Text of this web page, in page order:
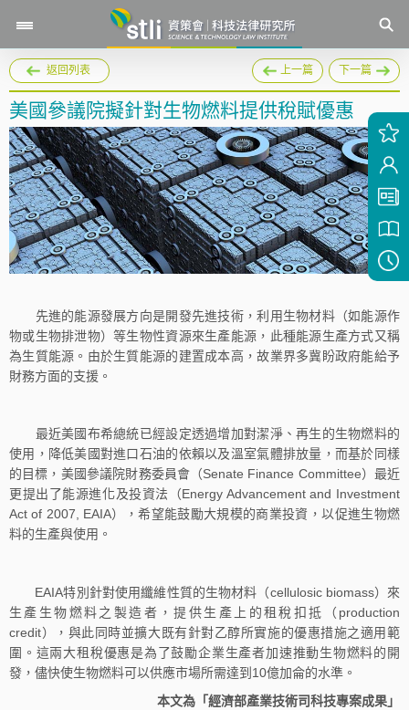
返回列表 上一篇 下一篇
美國參議院擬針對生物燃料提供稅賦優惠
先進的能源發展方向是開發先進技術，利用生物材料（如能源作
物或生物排泄物）等生物性資源來生產能源，此種能源生產方式又稱
為生質能源。由於生質能源的建置成本高，故業界多冀盼政府能給予
財務方面的支援。
最近美國布希總統已經設定透過增加對潔淨、再生的生物燃料的
使用，降低美國對進口石油的依賴以及溫室氣體排放量，而基於同樣
的目標，美國參議院財務委員會（Senate Finance Committee）最近
更提出了能源進化及投資法（Energy Advancement and Investment
Act of 2007, EAIA），希望能鼓勵大規模的商業投資，以促進生物燃
料的生產與使用。
EAIA特別針對使用纖維性質的生物材料（cellulosic biomass）來
生產生物燃料之製造者，提供生產上的租稅扣抵（production
credit），與此同時並擴大既有針對乙醇所實施的優惠措施之適用範
圍。這兩大租稅優惠是為了鼓勵企業生產者加速推動生物燃料的開
發，儘快使生物燃料可以供應市場所需達到10億加侖的水準。
本文為「經濟部產業技術司科技專案成果」